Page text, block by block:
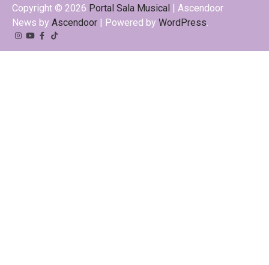
Copyright © 2026 Portal Sala Musical
| Ascendoor
News by Ascendoor | Powered by WordPress.
Instagram
YouTube
Facebook
Tiktok